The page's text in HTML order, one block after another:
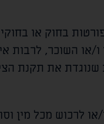
בחוק או בחוקי
או השוכר, לרבות
את תקנת
לרכוש מכל מין